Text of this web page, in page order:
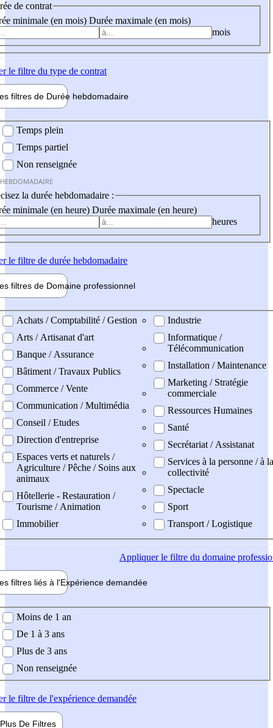
de contrat
minimale (en mois) Durée maximale (en mois)
mois
le filtre du type de contrat
filtres de Durée hebdomadaire
Temps plein
Temps partiel
Non renseignée
la durée hebdomadaire :
minimale (en heure) Durée maximale (en heure)
heures
le filtre de durée hebdomadaire
filtres de Domaine professionnel
professionel
Achats / Comptabilité / Gestion
Arts / Artisanat d'art
Banque / Assurance
Bâtiment / Travaux Publics
Commerce / Vente
Communication / Multimédia
Conseil / Etudes
Direction d'entreprise
Espaces verts et naturels /
Agriculture / Pêche / Soins aux
animaux
Hôtellerie - Restauration /
Tourisme / Animation
Immobilier
Industrie
Informatique /
Télécommunication
Installation / Maintenance
Marketing / Stratégie
commerciale
Ressources Humaines
Santé
Secrétariat / Assistanat
Services à la personne / à la
collectivité
Spectacle
Sport
Transport / Logistique
Appliquerle filtre du domaine
filtres liés à l'Expérience demandée
demandée
Moins de 1 an
De 1 à 3 ans
Plus de 3 ans
Non renseignée
le filtre de l'expérience demandée
Plus De Filtres